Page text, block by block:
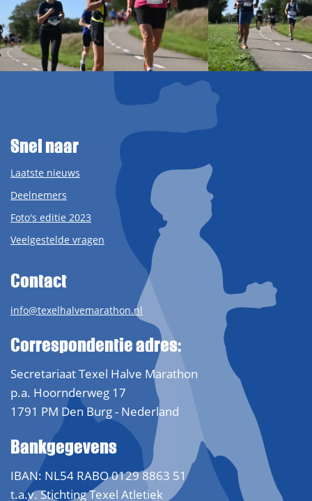
Snel naar
Laatste nieuws
Deelnemers
Foto's editie 2023
Veelgestelde vragen
Contact
info@texelhalvemarathon.nl
Correspondentie adres:
Secretariaat Texel Halve Marathon
p.a. Hoornderweg 17
1791 PM Den Burg - Nederland
Bankgegevens
IBAN: NL54 RABO 0129 8863 51
t.a.v. Stichting Texel Atletiek